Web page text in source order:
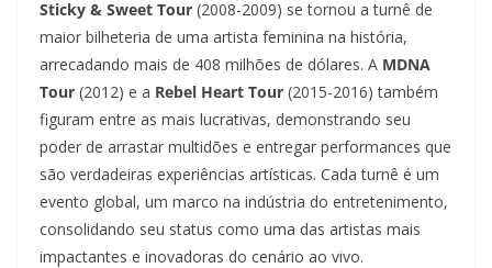
Sticky & Sweet Tour (2008-2009) se tornou a turnê de
maior bilheteria de uma artista feminina na história,
arrecadando mais de 408 milhões de dólares. A MDNA
Tour (2012) e a Rebel Heart Tour (2015-2016) também
figuram entre as mais lucrativas, demonstrando seu
poder de arrastar multidões e entregar performances que
são verdadeiras experiências artísticas. Cada turnê é um
evento global, um marco na indústria do entretenimento,
consolidando seu status como uma das artistas mais
impactantes e inovadoras do cenário ao vivo.